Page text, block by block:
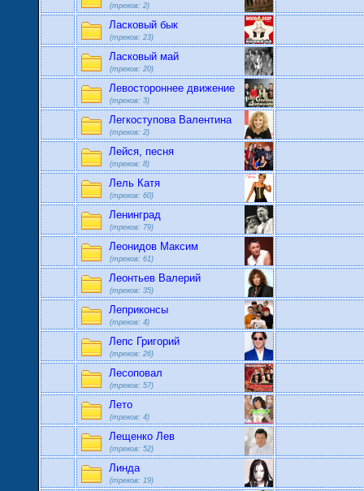
(треков: 2)
Ласковый бык
(треков: 23)
Ласковый май
(треков: 20)
Левостороннее движение
(треков: 3)
Легкоступова Валентина
(треков: 2)
Лейся, песня
(треков: 8)
Лель Катя
(треков: 60)
Ленинград
(треков: 79)
Леонидов Максим
(треков: 61)
Леонтьев Валерий
(треков: 35)
Леприконсы
(треков: 4)
Лепс Григорий
(треков: 26)
Лесоповал
(треков: 57)
Лето
(треков: 4)
Лещенко Лев
(треков: 52)
Линда
(треков: 19)